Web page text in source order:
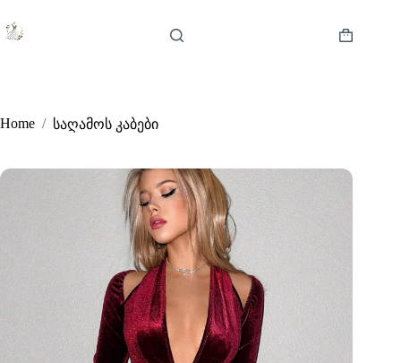
to
content
Shopping
Home / საღამოს კაბები